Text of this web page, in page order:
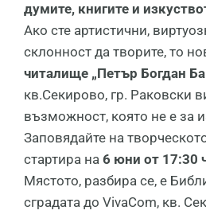
думите, книгите и
Ако сте артистични,
склонност да творите, то
читалище „Петър Богдан
кв.Секирово, гр. Раковски
възможност, която не е за
Заповядайте на
стартира на 6 юни от 17:30
Мястото, разбира се, е
сградата до VivaCom, кв.